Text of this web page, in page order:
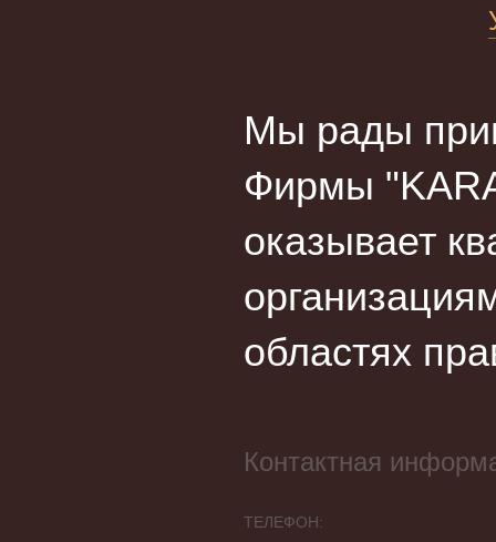
Мы рады
Фирмы
оказывает
областях
Контактная
ТЕЛЕФОН: